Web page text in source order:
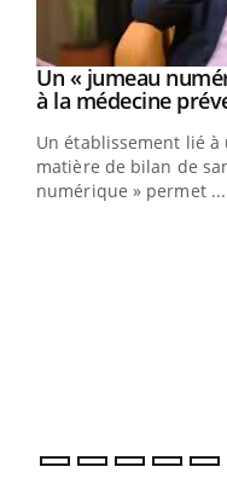
Youtube
Un « jumeau
à la médecine
Un établissement lié
matière de bilan de
numérique » permet ...